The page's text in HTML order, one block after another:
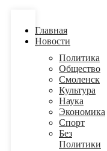
Главная
Новости
Политика
Общество
Смоленск
Культура
Наука
Экономика
Спорт
Без
Политики